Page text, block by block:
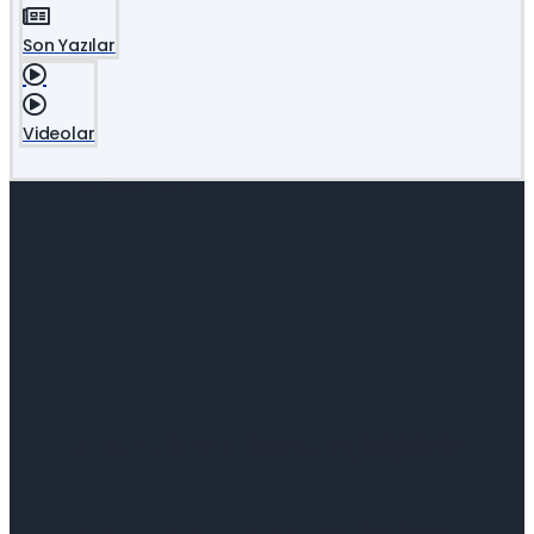
Market Update – Yeni Müşteriler İnsan
Toplayacak?
Son Yazılar
Videolar